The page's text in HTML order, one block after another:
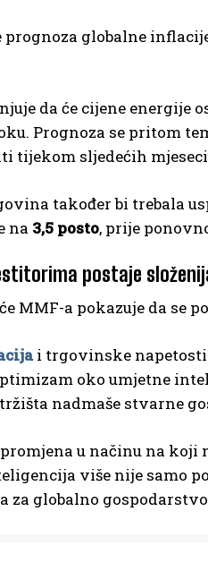
prognoza globalne
da će cijene energije
Prognoza se pritom
tijekom sljedećih
također bi trebala
na 3,5 posto, prije
postaje
MMF-a pokazuje da se
i trgovinske napetosti
oko umjetne
nadmaše stvarne
u načinu na
više nije samo
za globalno